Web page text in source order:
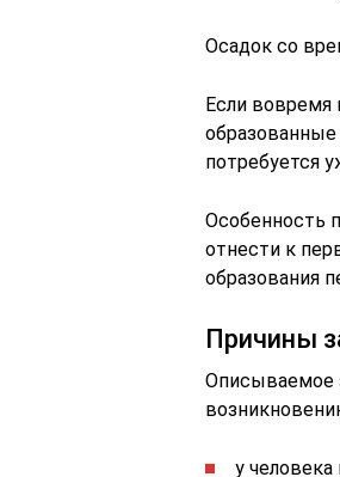
Осадок со
Если вовремя
образованные
потребуется
Особенность
отнести к
образования
Причины
Описываемое
у